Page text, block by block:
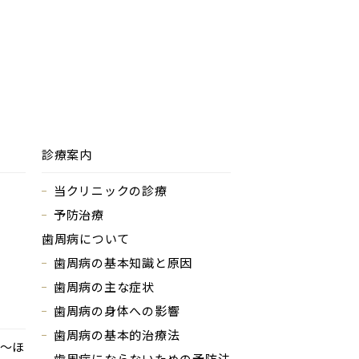
ほ
診療案内
当クリニックの診療
予防治療
歯周病について
歯周病の基本知識と原因
歯周病の主な症状
歯周病の身体への影響
歯周病の基本的治療法